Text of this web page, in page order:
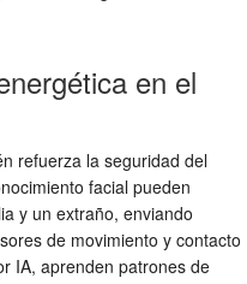
en el
refuerza la seguridad del
facial pueden
y un extraño, enviando
de movimiento y contacto
IA, aprenden patrones de